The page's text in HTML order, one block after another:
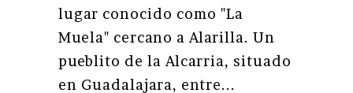
lugar conocido como "La
Muela" cercano a Alarilla. Un
pueblito de la Alcarria, situado
en Guadalajara, entre...